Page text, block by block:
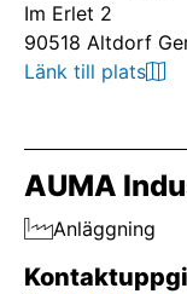
Im Erlet 2
90518 Altdorf
Länk till plats
AUMA
Anläggning